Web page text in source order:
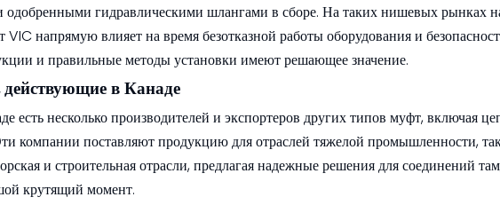
одобренными гидравлическими шлангами в сборе. На таких нишевых рынках
напрямую влияет на время безотказной работы оборудования и
и правильные методы установки имеют решающее значение.
в Канаде
несколько производителей и экспортеров других типов муфт, включая
компании поставляют продукцию для отраслей тяжелой промышленности,
и строительная отрасли, предлагая надежные решения для соединений
крутящий момент.